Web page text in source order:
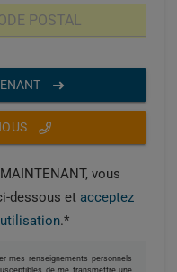
vous
dessous et acceptez
.*
mes renseignements personnels
de me transmettre une